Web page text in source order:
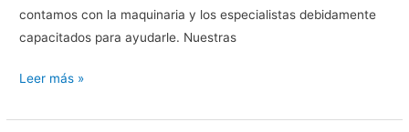
contamos con la maquinaria y los especialistas debidamente
capacitados para ayudarle. Nuestras
Vaciado
pisos
Leer más »